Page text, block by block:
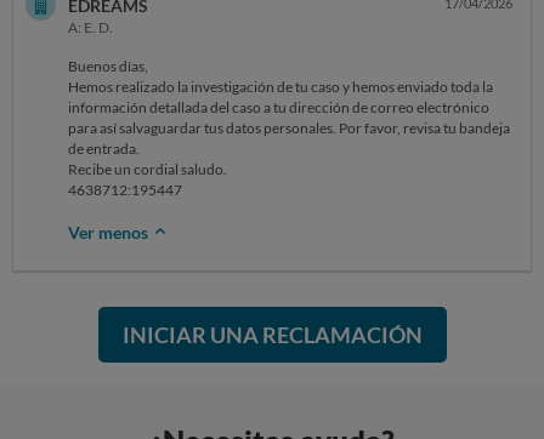
De todos modos, si se trata de un asunto urgente, te recordamos que
disponemos de varios canales de contacto, en nuestro blog te lo
Y, si eres miembro Prime, ¡recuerda que dispones de línea telefónica e
email exclusivos! Sólo debes acceder a tu perfils:bit.ly/46u75S5.
Agradecemos de antemano tu paciencia mientras trabajamos en tu
consulta.
Travel Experience Team
4638712:195447
EDREAMS
A: E. D.
Buenos días,
Hemos realizado la investigación de tu caso y hemos enviado toda la
información detallada del caso a tu dirección de correo electrónico
para así salvaguardar tus datos personales. Por favor, revisa tu bandeja
de entrada.
Recibe un cordial saludo.
4638712:195447
Ver menos
INICIAR UNA RECLAMACIÓN